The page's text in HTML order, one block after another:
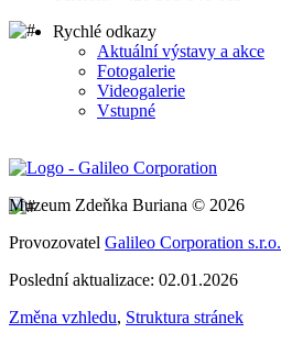
Rychlé odkazy
Aktuální výstavy a akce
Fotogalerie
Videogalerie
Vstupné
Muzeum Zdeňka Buriana © 2026
Provozovatel Galileo Corporation s.r.o.
Poslední aktualizace: 02.01.2026
Změna vzhledu, Struktura stránek